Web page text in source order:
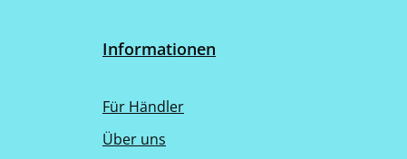
Informationen
Für Händler
Über uns